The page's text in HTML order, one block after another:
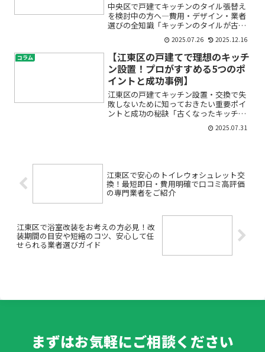
中央区で戸建てキッチンのタイル張替え
を検討中の方へ―費用・デザイン・業者
選びの全知識「キッチンのタイルが古く
てお手入れが大変…」「中央区で信頼で
きるリフォーム業者を知りたい」「費用
やデザインの選び方がわからなくて不
安」──こうしたお悩みはあ...
2025.07.26 2025.12.16
コラム
【江東区の戸建てで理想のキッチ
ン設置！プロがすすめる5つのポ
イントと成功事例】
江東区の戸建てキッチン設置・交換で失
敗しないために知っておきたい重要ポイ
ントと成功の秘訣「古くなったキッチン
を新しくしたい」「家事動線をもっと良
くしたい」「おしゃれなシステムキッチ
2025.07.31
江東区で安心のトイレウォシュレット交
換！最短即日・費用明確で口コミ高評価
の専門業者をご紹介
江東区で浴室改装をお考えの方必見！改
装期間の目安や短縮のコツ、安心して任
せられる業者選びガイド
まずはお気軽にご相談ください